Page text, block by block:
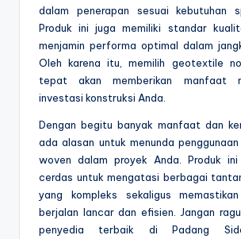
dalam penerapan sesuai kebutuhan
Produk ini juga memiliki standar
menjamin performa optimal dalam
Oleh karena itu, memilih geotextile
tepat akan memberikan manfaat
investasi konstruksi Anda.
Dengan begitu banyak manfaat dan
ada alasan untuk menunda
woven dalam proyek Anda. Produk
cerdas untuk mengatasi berbagai
yang kompleks sekaligus memastikan
berjalan lancar dan efisien. Jangan
penyedia terbaik di Padang